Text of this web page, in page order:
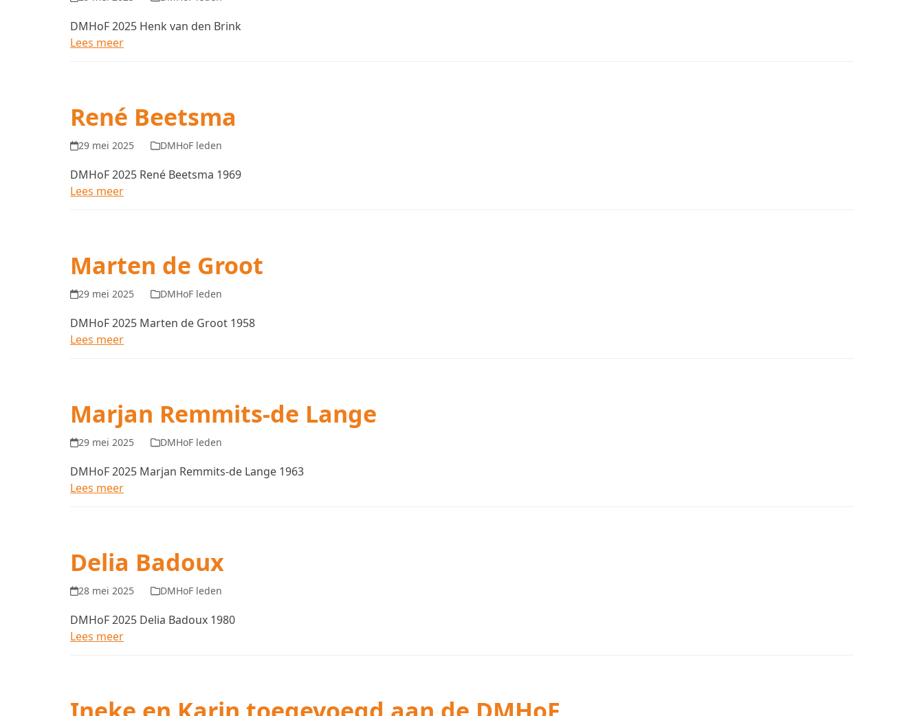
DMHoF 2025 Henk van den Brink
Lees meer
René Beetsma
29 mei 2025 DMHoF leden
DMHoF 2025 René Beetsma 1969
Lees meer
Marten de Groot
29 mei 2025 DMHoF leden
DMHoF 2025 Marten de Groot 1958
Lees meer
Marjan Remmits-de Lange
29 mei 2025 DMHoF leden
DMHoF 2025 Marjan Remmits-de Lange 1963
Lees meer
Delia Badoux
28 mei 2025 DMHoF leden
DMHoF 2025 Delia Badoux 1980
Lees meer